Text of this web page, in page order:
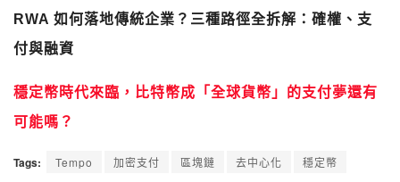
RWA 如何落地傳統企業？三種路徑全拆解：確權、支
付與融資
穩定幣時代來臨，比特幣成「全球貨幣」的支付夢還有
可能嗎？
Tags: Tempo 加密支付 區塊鏈 去中心化 穩定幣